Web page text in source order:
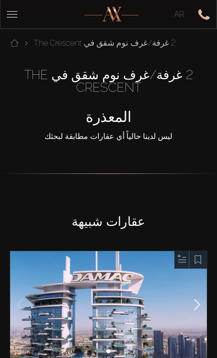
AR
2 غرفة/غرف نوم شقق في The Crescent
2 غرفة/غرف نوم شقق في THE
CRESCENT
المعذرة
ليس لدينا حالياً أي عقارات مطابقة لبحثك
عقارات شبيهة